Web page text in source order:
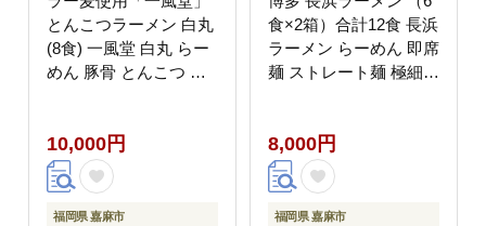
とんこつラーメン 白丸
(8食) 一風堂 白丸 らー
めん 豚骨 とんこつ 豚
10,000円
福岡県 嘉麻市
食×2箱）合計12食 長浜
ラーメン らーめん 即席
麺 ストレート麺 極細麺
食 インスタントラーメ
ン
8,000円
福岡県 嘉麻市